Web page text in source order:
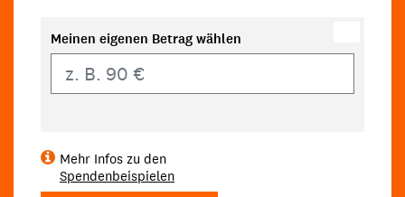
Meinen eigenen Betrag wählen
Mehr Infos zu den
Spendenbeispielen